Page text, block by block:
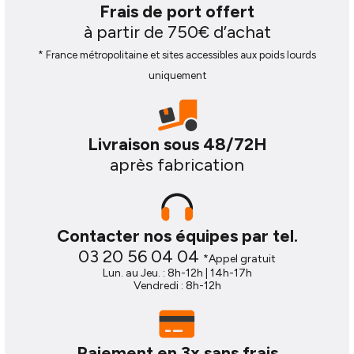
protéger la carrosserie et la ferrure lors des
Pose rapide, sans modification du
simple et propre
fixe directement sur les points prévus par Opel et
ferrure d’attelage. Compatibilité parfaite
avec Marchepied arrière fixe de ferrure d'attelage
1215X165 OPEL Movano L4H2.
Fabrication robuste, pensée pour
acier galvanisé ou en aluminium
marchepied résiste aux conditions exigeantes et à
une utilisation intensive. Sa conception garantit une
et un entretien minimal.
Volume
15
Empattement
04.03
Longueur Hauteur
Frais de port offert
à partir de 750€ d’achat
* France métropolitaine et sites accessibles aux poids lourds
uniquement
Livraison sous 48/72H
après fabrication
Contacter nos équipes par tel.
03 20 56 04 04 *Appel gratuit
Lun. au Jeu. : 8h-12h | 14h-17h
Vendredi : 8h-12h